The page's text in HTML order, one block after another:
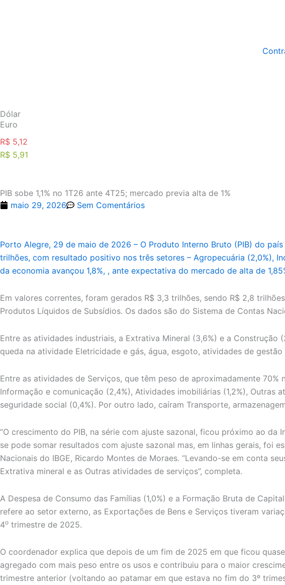
Dólar
Euro
R$ 5,12
R$ 5,91
PIB sobe 1,1% no 1T26 ante 4T25; mercado previa alta de 1%
maio 29, 2026
Sem Comentários
Porto Alegre, 29 de maio de 2026 – O Produto Interno Bruto (PIB) do
trilhões, com resultado positivo nos três setores – Agropecuária (2,0%),
da economia avançou 1,8%, , ante expectativa do mercado de alta de
Em valores correntes, foram gerados R$ 3,3 trilhões, sendo R$ 2,8
Produtos Líquidos de Subsídios. Os dados são do Sistema de Contas
Entre as atividades industriais, a Extrativa Mineral (3,6%) e a
queda na atividade Eletricidade e gás, água, esgoto, atividades de
Entre as atividades de Serviços, que têm peso de aproximadamente
Informação e comunicação (2,4%), Atividades imobiliárias (1,2%),
seguridade social (0,4%). Por outro lado, caíram Transporte,
“O crescimento do PIB, na série com ajuste sazonal, ficou próximo ao
se pode somar resultados com ajuste sazonal mas, em linhas gerais, foi
Nacionais do IBGE, Ricardo Montes de Moraes. “Levando-se em conta
Extrativa mineral e as Outras atividades de serviços”, completa.
A Despesa de Consumo das Famílias (1,0%) e a Formação Bruta de
refere ao setor externo, as Exportações de Bens e Serviços tiveram
4o trimestre de 2025.
O coordenador explica que depois de um fim de 2025 em que ficou
agregado com mais peso entre os usos e contribuiu para o maior
trimestre anterior (voltando ao patamar em que estava no fim do 3º